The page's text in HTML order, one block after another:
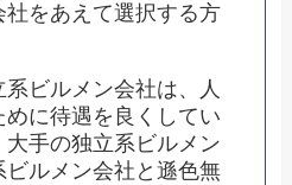
をあえて選択する方
ビルメン会社は、人
に待遇を良くしてい
手の独立系ビルメン
ルメン会社と遜色無